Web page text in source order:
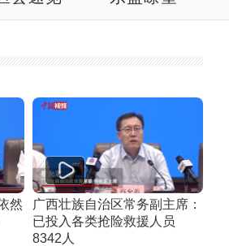
然
广西壮族自治区常务副主席：
已投入各类抢险救援人员
8342人